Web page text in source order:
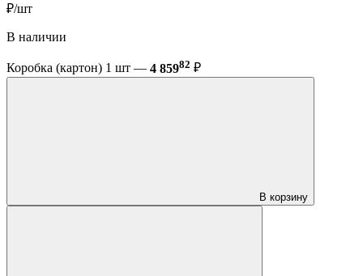
₽/шт
В наличии
Коробка (картон) 1 шт — 4 85982 ₽
В корзину